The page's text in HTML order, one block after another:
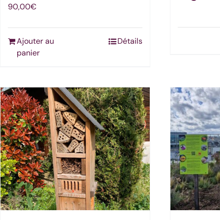
90,00€
Ajouter au
panier
Détails